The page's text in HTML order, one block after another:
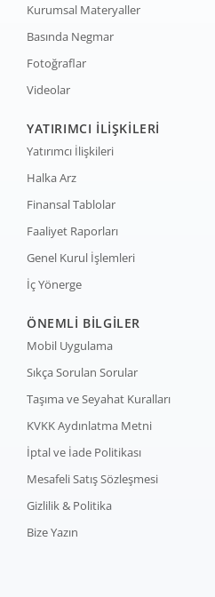
Kurumsal Materyaller
Basında Negmar
Fotoğraflar
Videolar
YATIRIMCI İLİŞKİLERİ
Yatırımcı İlişkileri
Halka Arz
Finansal Tablolar
Faaliyet Raporları
Genel Kurul İşlemleri
İç Yönerge
ÖNEMLİ BİLGİLER
Mobil Uygulama
Sıkça Sorulan Sorular
Taşıma ve Seyahat Kuralları
KVKK Aydınlatma Metni
İptal ve İade Politikası
Mesafeli Satış Sözleşmesi
Gizlilik & Politika
Bize Yazın